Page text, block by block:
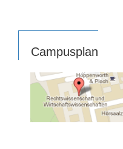
Campusplan